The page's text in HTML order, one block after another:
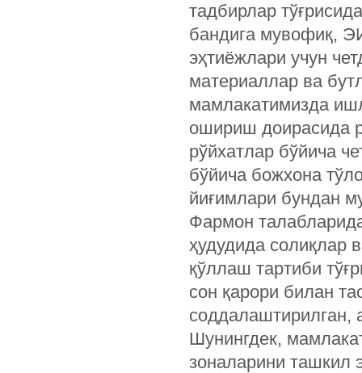
тадбирлар
бандига мувофиқ,
эҳтиёжлари учун
материаллар ва
мамлакатимизда
ошириш доирасида
рўйхатлар бўйича
бўйича божхона
йиғимлари бундан
Фармон
ҳудудида солиқлар
қўллаш тартиби
сон қарори билан
соддалаштирилган,
Шунингдек,
зоналарини ташкил